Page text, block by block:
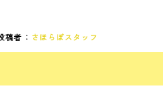
者： さほらぼスタッフ